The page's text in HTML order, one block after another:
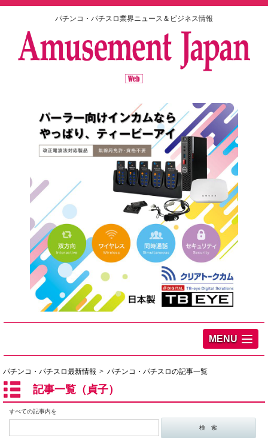
パチンコ・パチスロ業界ニュース＆ビジネス情報
MENU
パチンコ・パチスロ最新情報 パチンコ・パチスロの記事一覧
記事一覧（貞子）
すべての記事内を